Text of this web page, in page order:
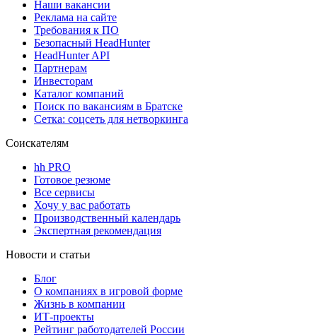
Наши вакансии
Реклама на сайте
Требования к ПО
Безопасный HeadHunter
HeadHunter API
Партнерам
Инвесторам
Каталог компаний
Поиск по вакансиям в Братске
Сетка: соцсеть для нетворкинга
Соискателям
hh PRO
Готовое резюме
Все сервисы
Хочу у вас работать
Производственный календарь
Экспертная рекомендация
Новости и статьи
Блог
О компаниях в игровой форме
Жизнь в компании
ИТ-проекты
Рейтинг работодателей России